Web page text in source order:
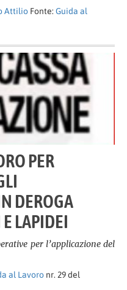
Attilio Fonte: Guida al
PER
DEROGA
LAPIDEI
per l’applicazione del
al Lavoro nr. 29 del